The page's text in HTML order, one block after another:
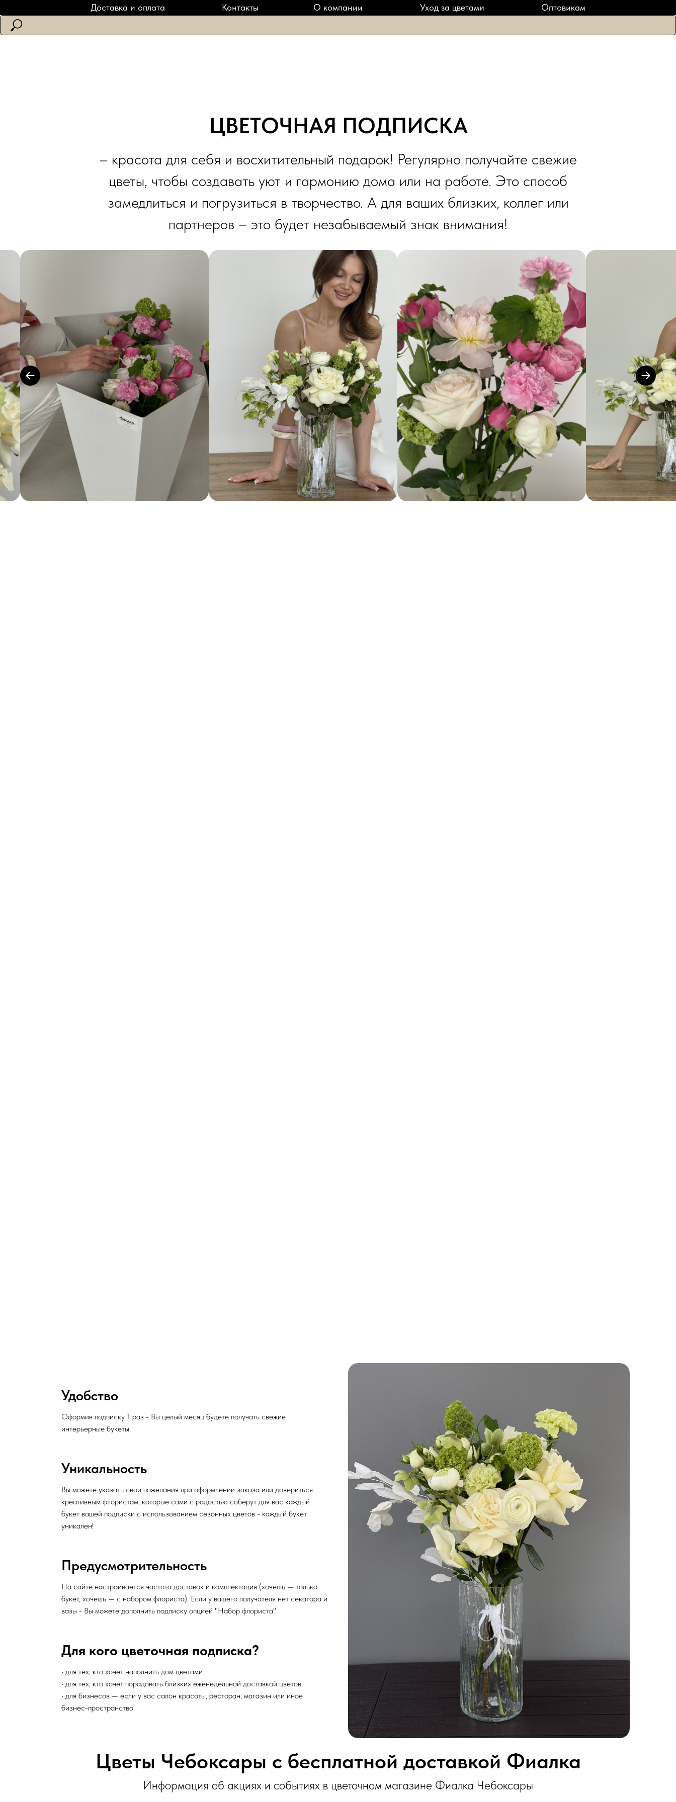
Доставка и оплата Контакты О компании Уход за цветами Оптовикам
ЦВЕТОЧНАЯ ПОДПИСКА
– красота для себя и восхитительный подарок! Регулярно получайте свежие
цветы, чтобы создавать уют и гармонию дома или на работе. Это способ
замедлиться и погрузиться в творчество. А для ваших близких, коллег или
партнеров – это будет незабываемый знак внимания!
Удобство
Оформив подписку 1 раз - Вы целый месяц будете получать свежие
интерьерные букеты.
Уникальность
Вы можете указать свои пожелания при оформлении заказа или довериться
креативным флористам, которые сами с радостью соберут для вас каждый
букет вашей подписки с использованием сезонных цветов - каждый букет
уникален!
Предусмотрительность
На сайте настраивается частота доставок и комплектация (хочешь — только
букет, хочешь — с набором флориста). Если у вашего получателя нет секатора и
вазы - Вы можете дополнить подписку опцией "Набор флориста"
Для кого цветочная подписка?
• для тех, кто хочет наполнить дом цветами
• для тех, кто хочет порадовать близких еженедельной доставкой цветов
• для бизнесов — если у вас салон красоты, ресторан, магазин или иное
бизнес-пространство
Цветы Чебоксары с бесплатной доставкой Фиалка
Информация об акциях и событиях в цветочном магазине Фиалка Чебоксары